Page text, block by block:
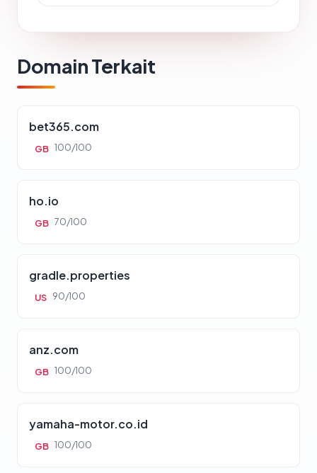
Domain Terkait
bet365.com
GB 100/100
ho.io
GB 70/100
gradle.properties
US 90/100
anz.com
GB 100/100
yamaha-motor.co.id
GB 100/100